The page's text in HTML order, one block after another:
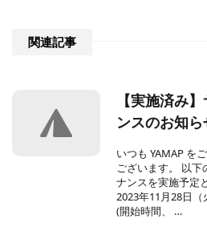
関連記事
【実施済み
ンスのお知
いつも YAMAP を
ございます。 以下
ナンスを実施予定
2023年11月28日
(開始時間、 …